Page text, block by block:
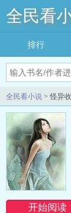
全民看
排行
全民看小说 > 怪异
开始阅读